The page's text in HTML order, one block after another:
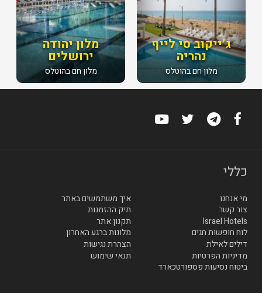
מלון יהודה
ירושלים
מלון חם בהוטלס
ג׳ייקוב סי לייף
נהריה
מלון חם בהוטלס
כללי
מי אנחנו
איך משתמשים באתר
צור קשר
תיק ההזמנות
Israel Hotels
תקנון אתר
לוח חופשות חגים
מלונות ברגע האחרון
דילים לאילת
הצהרת נגישות
מדיניות הפרטיות
תנאי שימוש
ביטוח נסיעות פספורטכארד